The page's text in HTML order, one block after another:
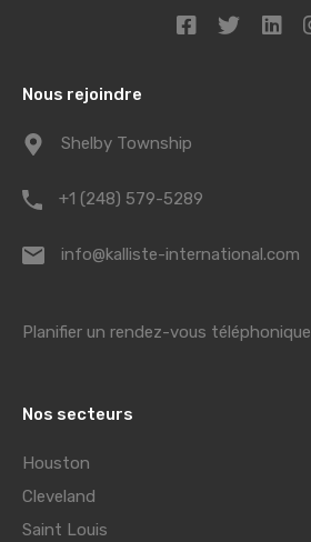
Nous rejoindre
Shelby Township
+1 (248) 579-5289
info@kalliste-international.com
Planifier un rendez-vous téléphonique
Nos secteurs
Houston
Cleveland
Saint Louis